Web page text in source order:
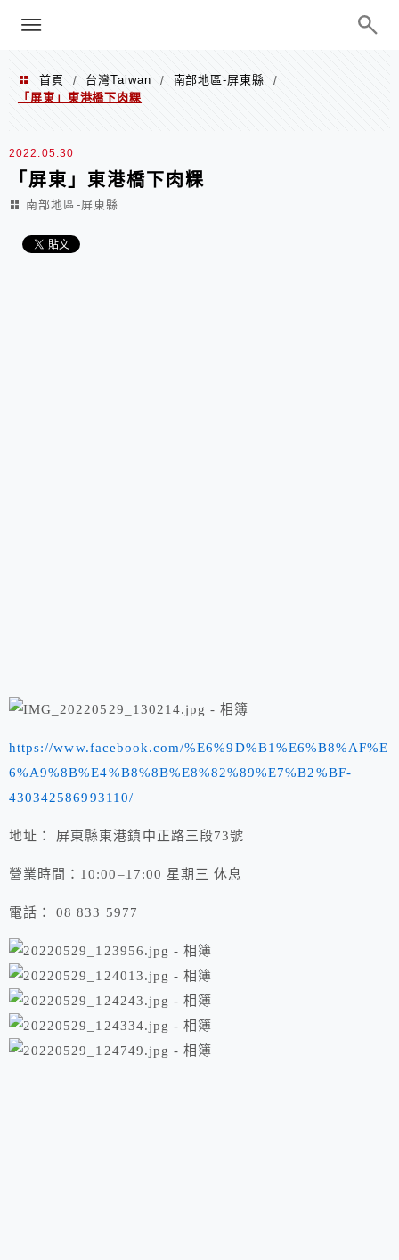
巧、世界走透透
menu
首頁 / 台灣Taiwan / 南部地區-屏東縣
/
「屏東」東港橋下肉粿
2022.05.30
「屏東」東港橋下肉粿
南部地區-屏東縣
https://www.facebook.com/%E6%9D%B1%E6%B8%AF%E
6%A9%8B%E4%B8%8B%E8%82%89%E7%B2%BF-
430342586993110/
地址： 屏東縣東港鎮中正路三段73號
營業時間：10:00–17:00 星期三 休息
電話： 08 833 5977